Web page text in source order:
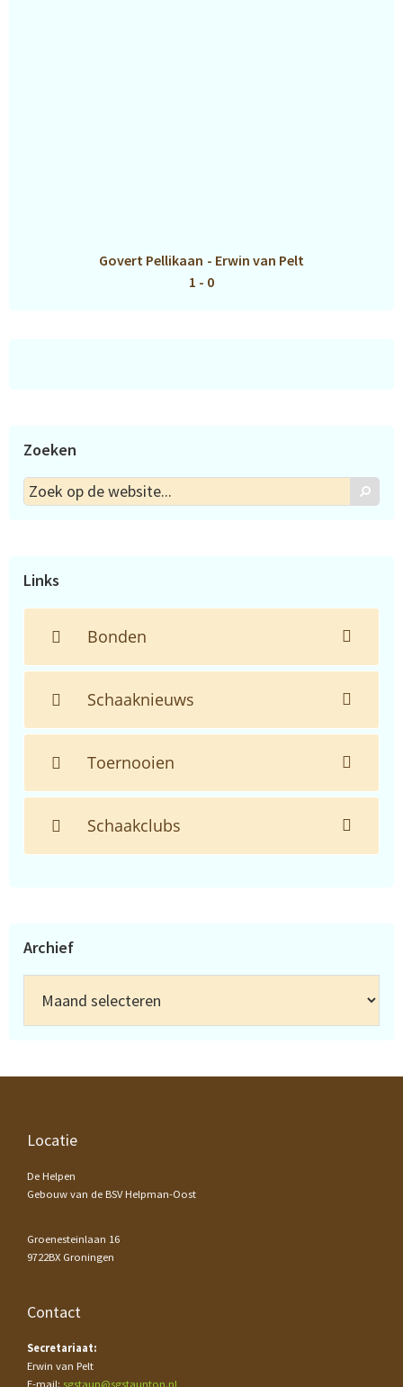
Govert Pellikaan - Erwin van Pelt
1 - 0
Zoeken
Zoek
op
Zoek
Links
Bonden
Schaaknieuws
Toernooien
Schaakclubs
Archief
Footer
Locatie
De Helpen
Gebouw van de BSV Helpman-Oost
Groenesteinlaan 16
9722BX Groningen
Contact
Secretariaat:
Erwin van Pelt
E-mail: sgstaun@sgstaunton.nl